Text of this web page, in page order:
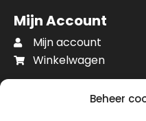
Beheer
Mijn Account
Mijn account
Winkelwagen